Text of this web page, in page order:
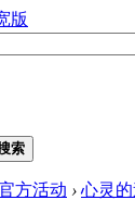
版
索
方活动 › 心灵